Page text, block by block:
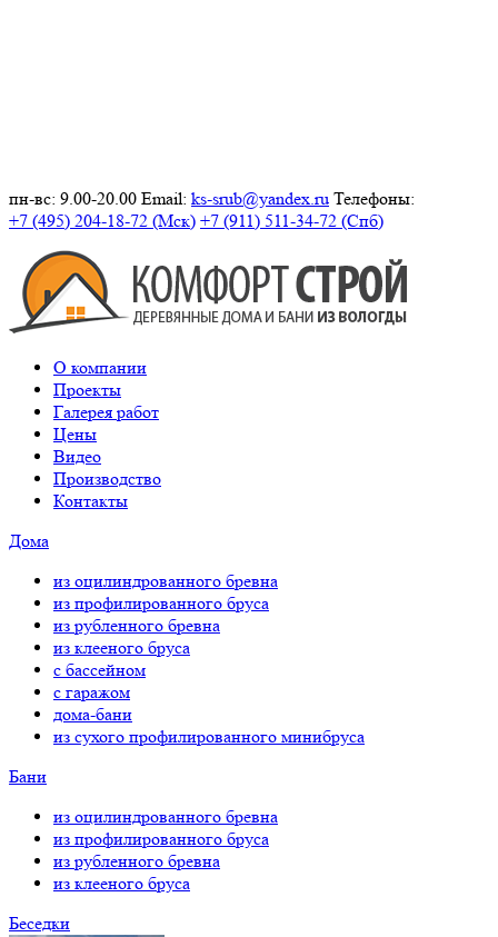
пн-вс: 9.00-20.00 Email: ks-srub@yandex.ru Телефоны:
+7 (495) 204-18-72 (Мск) +7 (911) 511-34-72 (Спб)
О компании
Проекты
Галерея работ
Цены
Видео
Производство
Контакты
Дома
из оцилиндрованного бревна
из профилированного бруса
из рубленного бревна
из клееного бруса
с бассейном
с гаражом
дома-бани
из сухого профилированного минибруса
Бани
из оцилиндрованного бревна
из профилированного бруса
из рубленного бревна
из клееного бруса
Беседки